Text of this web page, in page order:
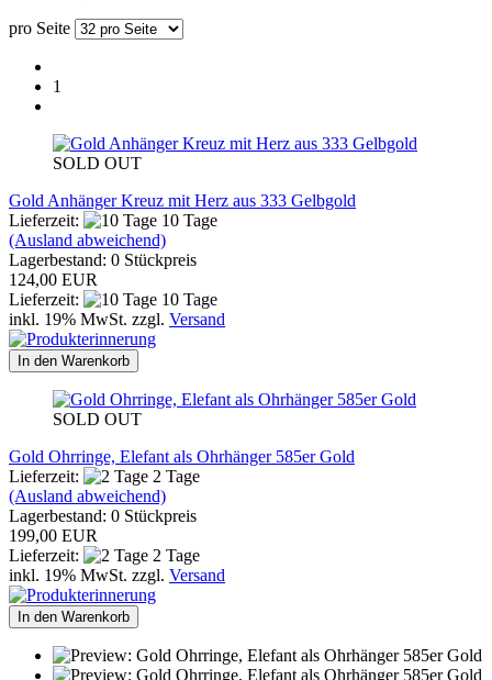
pro Seite
1
SOLD OUT
Gold Anhänger Kreuz mit Herz aus 333 Gelbgold
Lieferzeit:
10 Tage
(Ausland abweichend)
Lagerbestand: 0 Stückpreis
124,00 EUR
Lieferzeit:
10 Tage
inkl. 19% MwSt. zzgl. Versand
In den Warenkorb
SOLD OUT
Gold Ohrringe, Elefant als Ohrhänger 585er Gold
Lieferzeit:
2 Tage
(Ausland abweichend)
Lagerbestand: 0 Stückpreis
199,00 EUR
Lieferzeit:
2 Tage
inkl. 19% MwSt. zzgl. Versand
In den Warenkorb